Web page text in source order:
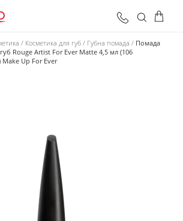
0 грн
Косметика для губ Губна помада
Помада
Rouge Artist For Ever Matte 4,5 мл (106
Make Up For Ever